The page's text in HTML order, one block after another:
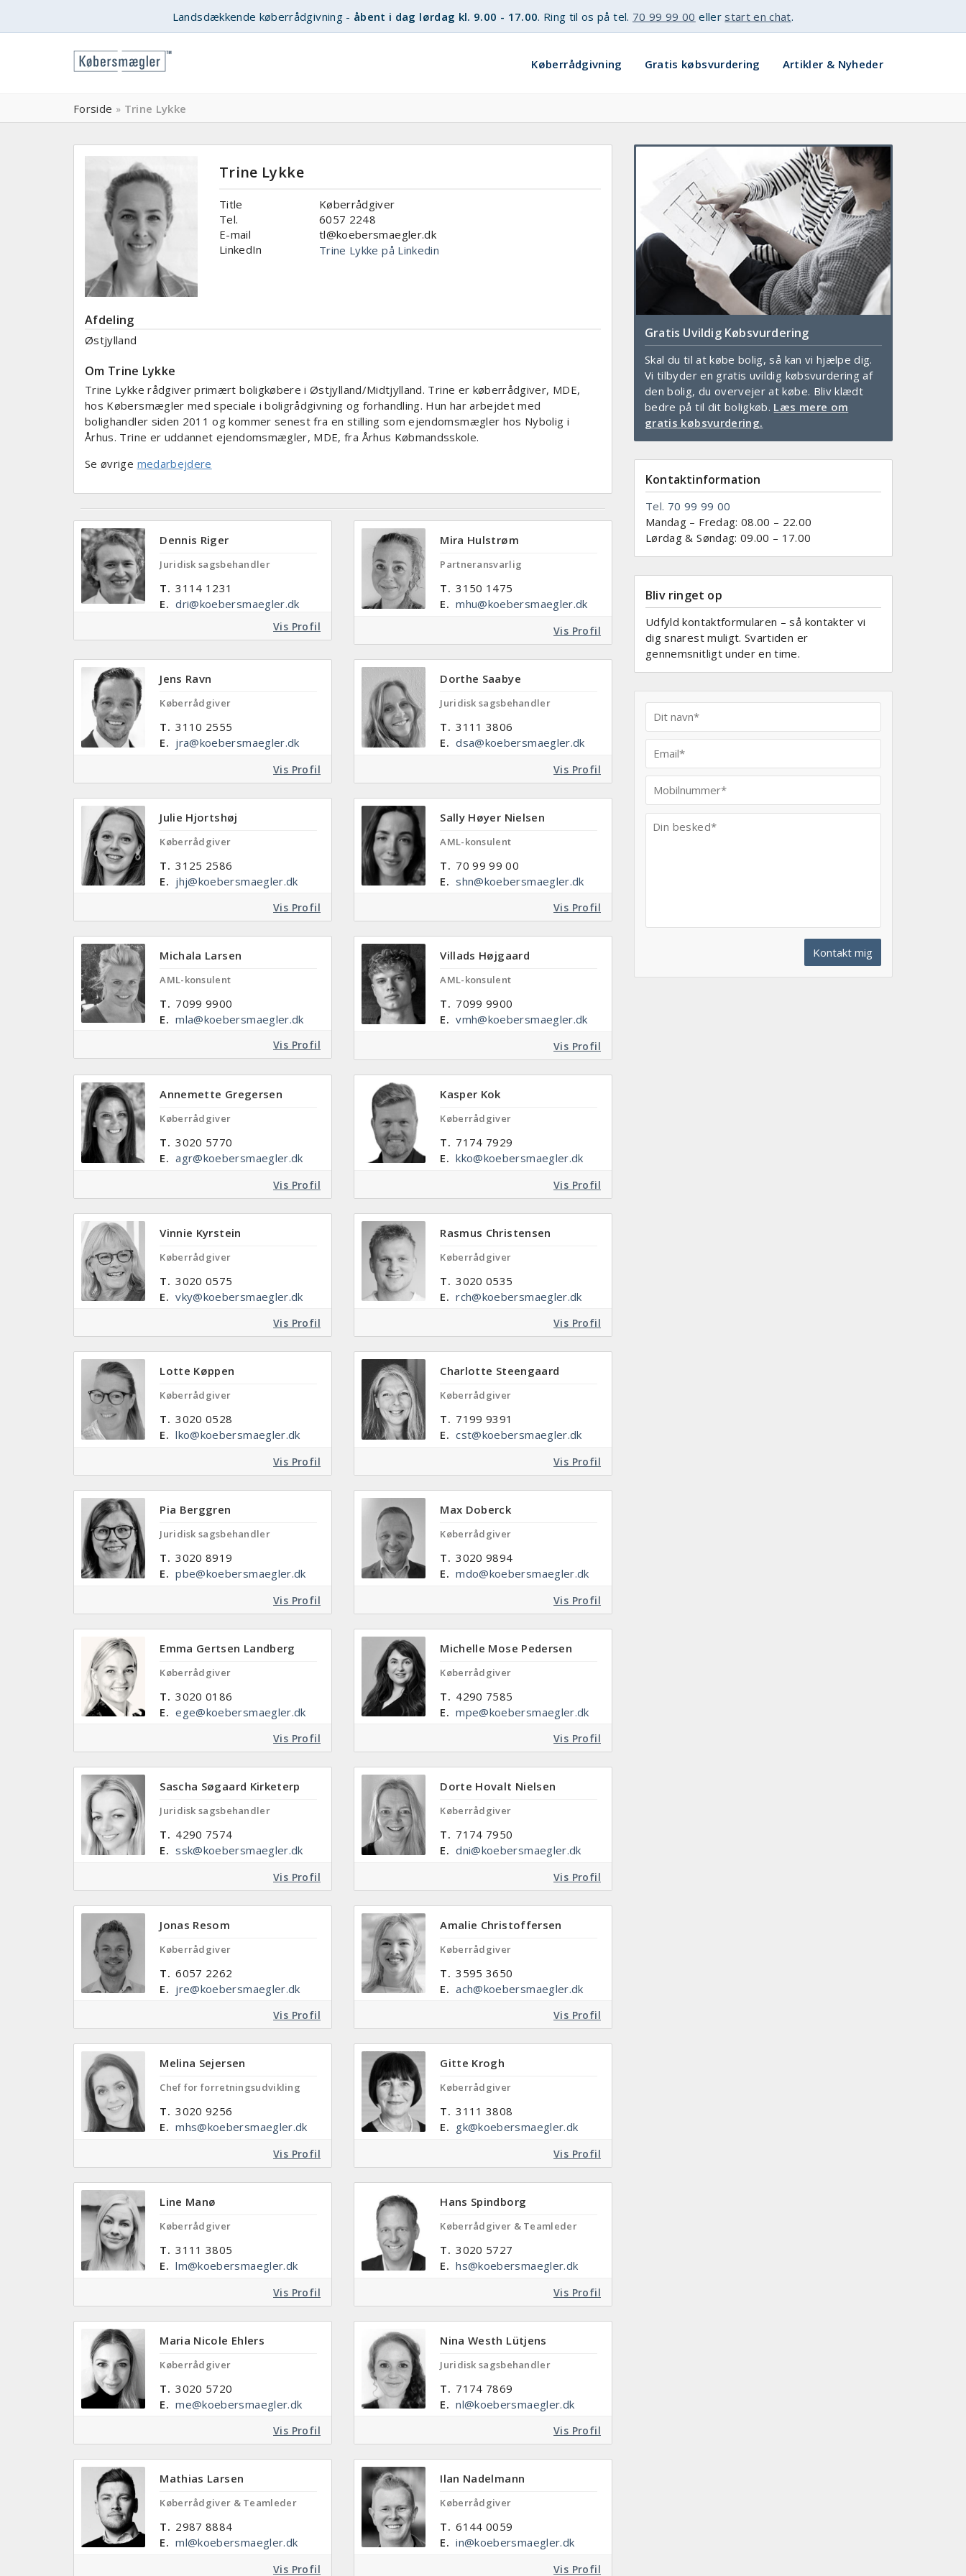
Landsdækkende køberrådgivning - åbent i dag lørdag kl. 9.00 - 17.00. Ring til os på tel. 70 99 99 00 eller start en chat.
Køberrådgivning Gratis købsvurdering Artikler & Nyheder
Forside » Trine Lykke
Trine Lykke
Title
Køberrådgiver
Tel.
6057 2248
E-mail
tl@koebersmaegler.dk
LinkedIn
Trine Lykke på Linkedin
Afdeling
Østjylland
Om Trine Lykke
Trine Lykke rådgiver primært boligkøbere i Østjylland/Midtjylland. Trine er køberrådgiver, MDE,
hos Købersmægler med speciale i boligrådgivning og forhandling. Hun har arbejdet med
bolighandler siden 2011 og kommer senest fra en stilling som ejendomsmægler hos Nybolig i
Århus. Trine er uddannet ejendomsmægler, MDE, fra Århus Købmandsskole.
Se øvrige medarbejdere
Dennis Riger
Juridisk sagsbehandler
T. 3114 1231
E. dri@koebersmaegler.dk
Vis Profil
Mira Hulstrøm
Partneransvarlig
T. 3150 1475
E. mhu@koebersmaegler.dk
Vis Profil
Jens Ravn
Køberrådgiver
T. 3110 2555
E. jra@koebersmaegler.dk
Vis Profil
Dorthe Saabye
Juridisk sagsbehandler
T. 3111 3806
E. dsa@koebersmaegler.dk
Vis Profil
Julie Hjortshøj
Køberrådgiver
T. 3125 2586
E. jhj@koebersmaegler.dk
Vis Profil
Sally Høyer Nielsen
AML-konsulent
T. 70 99 99 00
E. shn@koebersmaegler.dk
Vis Profil
Michala Larsen
AML-konsulent
T. 7099 9900
E. mla@koebersmaegler.dk
Vis Profil
Villads Højgaard
AML-konsulent
T. 7099 9900
E. vmh@koebersmaegler.dk
Vis Profil
Annemette Gregersen
Køberrådgiver
T. 3020 5770
E. agr@koebersmaegler.dk
Vis Profil
Kasper Kok
Køberrådgiver
T. 7174 7929
E. kko@koebersmaegler.dk
Vis Profil
Vinnie Kyrstein
Køberrådgiver
T. 3020 0575
E. vky@koebersmaegler.dk
Vis Profil
Rasmus Christensen
Køberrådgiver
T. 3020 0535
E. rch@koebersmaegler.dk
Vis Profil
Lotte Køppen
Køberrådgiver
T. 3020 0528
E. lko@koebersmaegler.dk
Vis Profil
Charlotte Steengaard
Køberrådgiver
T. 7199 9391
E. cst@koebersmaegler.dk
Vis Profil
Pia Berggren
Juridisk sagsbehandler
T. 3020 8919
E. pbe@koebersmaegler.dk
Vis Profil
Max Doberck
Køberrådgiver
T. 3020 9894
E. mdo@koebersmaegler.dk
Vis Profil
Emma Gertsen Landberg
Køberrådgiver
T. 3020 0186
E. ege@koebersmaegler.dk
Vis Profil
Michelle Mose Pedersen
Køberrådgiver
T. 4290 7585
E. mpe@koebersmaegler.dk
Vis Profil
Sascha Søgaard Kirketerp
Juridisk sagsbehandler
T. 4290 7574
E. ssk@koebersmaegler.dk
Vis Profil
Dorte Hovalt Nielsen
Køberrådgiver
T. 7174 7950
E. dni@koebersmaegler.dk
Vis Profil
Jonas Resom
Køberrådgiver
T. 6057 2262
E. jre@koebersmaegler.dk
Vis Profil
Amalie Christoffersen
Køberrådgiver
T. 3595 3650
E. ach@koebersmaegler.dk
Vis Profil
Melina Sejersen
Chef for forretningsudvikling
T. 3020 9256
E. mhs@koebersmaegler.dk
Vis Profil
Gitte Krogh
Køberrådgiver
T. 3111 3808
E. gk@koebersmaegler.dk
Vis Profil
Line Manø
Køberrådgiver
T. 3111 3805
E. lm@koebersmaegler.dk
Vis Profil
Hans Spindborg
Køberrådgiver & Teamleder
T. 3020 5727
E. hs@koebersmaegler.dk
Vis Profil
Maria Nicole Ehlers
Køberrådgiver
T. 3020 5720
E. me@koebersmaegler.dk
Vis Profil
Nina Westh Lütjens
Juridisk sagsbehandler
T. 7174 7869
E. nl@koebersmaegler.dk
Vis Profil
Mathias Larsen
Køberrådgiver & Teamleder
T. 2987 8884
E. ml@koebersmaegler.dk
Vis Profil
Ilan Nadelmann
Køberrådgiver
T. 6144 0059
E. in@koebersmaegler.dk
Vis Profil
Gratis Uvildig Købsvurdering
Skal du til at købe bolig, så kan vi hjælpe dig.
Vi tilbyder en gratis uvildig købsvurdering af
den bolig, du overvejer at købe. Bliv klædt
bedre på til dit boligkøb. Læs mere om
gratis købsvurdering.
Kontaktinformation
Tel. 70 99 99 00
Mandag – Fredag: 08.00 – 22.00
Lørdag & Søndag: 09.00 – 17.00
Bliv ringet op
Udfyld kontaktformularen – så kontakter vi
dig snarest muligt. Svartiden er
gennemsnitligt under en time.